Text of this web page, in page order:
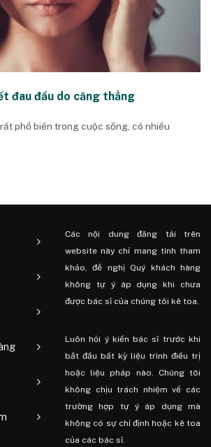
đau đầu do căng thẳng
phổ biến trong cuộc sống, có nhiều
Các nội dung đăng tải trên
website này chỉ mang tính tham
khảo, đề nghị Quý khách hàng
không tự ý áp dụng khi chưa
được bác sĩ của chúng tôi kê toa.
Luôn hỏi ý kiến ​​bác sĩ trước khi
bắt đầu bất kỳ liệu trình điều trị
hoặc liệu pháp nào. Chúng tôi
không chịu trách nhiệm về các
trường hợp tự ý áp dụng mà
không có sự chỉ định hoặc kê toa
của các bác sĩ.